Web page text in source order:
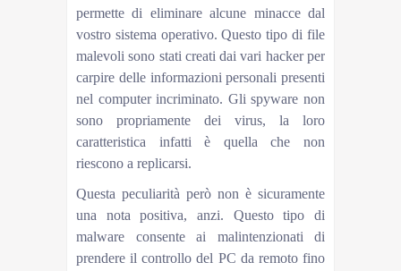
permette di eliminare alcune minacce dal
vostro sistema operativo. Questo tipo di file
malevoli sono stati creati dai vari hacker per
carpire delle informazioni personali presenti
nel computer incriminato. Gli spyware non
sono propriamente dei virus, la loro
caratteristica infatti è quella che non
riescono a replicarsi.
Questa peculiarità però non è sicuramente
una nota positiva, anzi. Questo tipo di
malware consente ai malintenzionati di
prendere il controllo del PC da remoto fino